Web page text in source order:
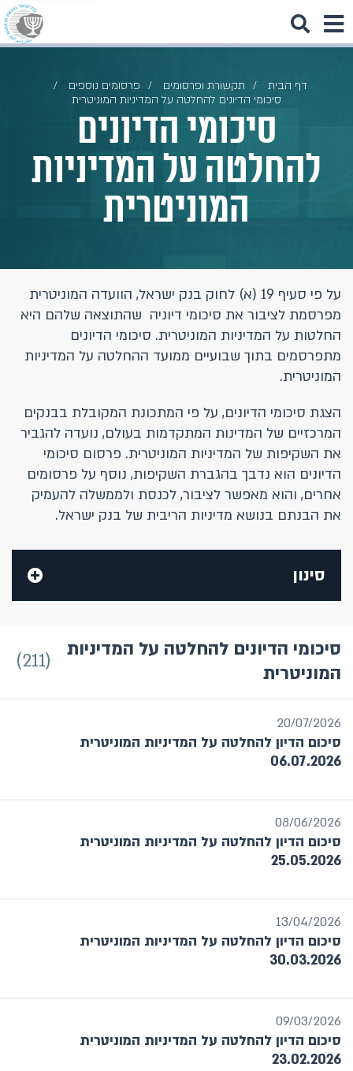
דף הבית תקשורת ופרסומים
פרסומים נוספים
סיכומי הדיונים להחלטה על המדיניות המוניטרית
סיכומי הדיונים
להחלטה על המדיניות
המוניטרית
על פי סעיף 19 (א) לחוק בנק ישראל, הוועדה המוניטרית
מפרסמת לציבור את סיכומי דיוניה שהתוצאה שלהם היא
החלטות על המדיניות המוניטרית. סיכומי הדיונים
מתפרסמים בתוך שבועיים ממועד ההחלטה על המדיניות
המוניטרית.
הצגת סיכומי הדיונים, על פי המתכונת המקובלת בבנקים
המרכזיים של המדינות המתקדמות בעולם, נועדה להגביר
את השקיפות של המדיניות המוניטרית. פרסום סיכומי
הדיונים הוא נדבך בהגברת השקיפות, נוסף על פרסומים
אחרים, והוא מאפשר לציבור, לכנסת ולממשלה להעמיק
את הבנתם בנושא מדיניות הריבית של בנק ישראל. ​
סינון
שנה / תקופה
מתאריך עד תאריך
סיכומי הדיונים להחלטה על המדיניות
המוניטרית
211
20/07/2026
סיכום הדיון להחלטה על המדיניות המוניטרית
06.07.2026
08/06/2026
סיכום הדיון להחלטה על המדיניות המוניטרית
25.05.2026
13/04/2026
סיכום הדיון להחלטה על המדיניות המוניטרית
30.03.2026
09/03/2026
סיכום הדיון להחלטה על המדיניות המוניטרית
23.02.2026